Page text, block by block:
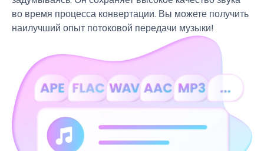
во время процесса конвертации. Вы можете получить
наилучший опыт потоковой передачи музыки!